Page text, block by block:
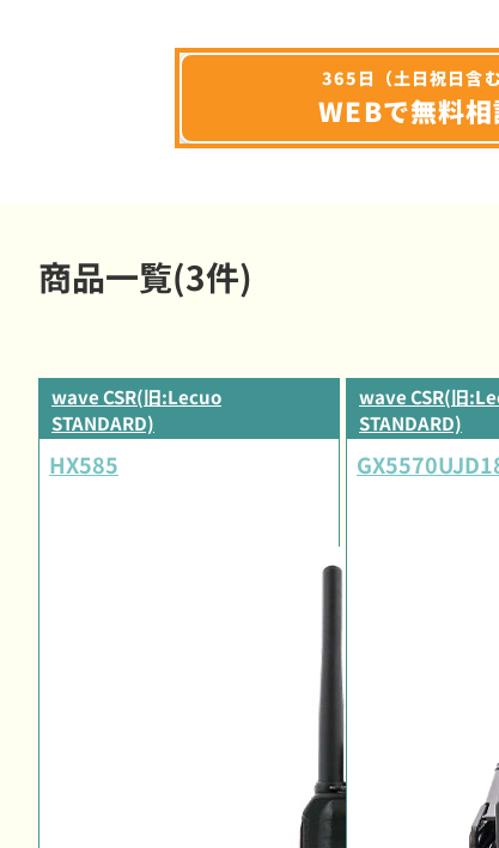
365日（土日祝日含
WEBで無料
商品一覧(3件)
wave CSR(旧:Lecuo
STANDARD)
HX585
wave CSR(旧
STANDARD)